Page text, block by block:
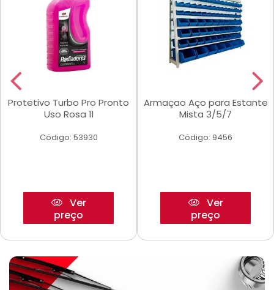
Protetivo Turbo Pro Pronto
Uso Rosa 1l
Código: 53930
Ver
preço
Armaçao Aço para Estante
Mista 3/5/7
Código: 9456
Ver
preço